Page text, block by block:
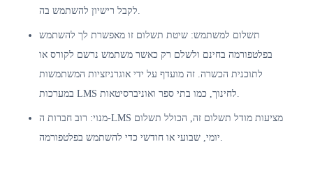
לקבל רישיון להשתמש בה.
תשלום למשתמש: שיטת תשלום זו מאפשרת לך להשתמש
בפלטפורמה בחינם ולשלם רק כאשר משתמש נרשם לקורס או
לתוכנית הכשרה. זה מועדף על ידי אוגרניזציות המשתמשות
במערכות LMS לחינוך, כמו בתי ספר ואוניברסיטאות.
מנוי: רוב חברות ה-LMS מציעות מודל תשלום זה, הכולל תשלום
יומי, שבועי או חודשי כדי להשתמש בפלטפורמה.